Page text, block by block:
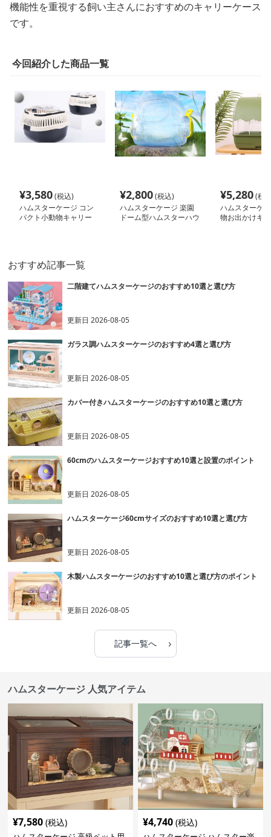
機能性を重視する飼い主さんにおすすめのキャリーケース
です。
今回紹介した商品一覧
¥3,580(税込)
ハムスターケージ コン
パクト小動物キャリー
¥2,800(税込)
ハムスターケージ 楽園
ドーム型ハムスターハウ
¥5,280(税
ハムスターケ
物お出かけキ
おすすめ記事一覧
二階建てハムスターケージのおすすめ10選と選び方
更新日2026-08-05
ガラス調ハムスターケージのおすすめ4選と選び方
更新日2026-08-05
カバー付きハムスターケージのおすすめ10選と選び方
更新日2026-08-05
60cmのハムスターケージおすすめ10選と設置のポイント
更新日2026-08-05
ハムスターケージ60cmサイズのおすすめ10選と選び方
更新日2026-08-05
木製ハムスターケージのおすすめ10選と選び方のポイント
更新日2026-08-05
記事一覧へ ›
ハムスターケージ 人気アイテム
¥7,580 (税込) ¥4,740 (税込)